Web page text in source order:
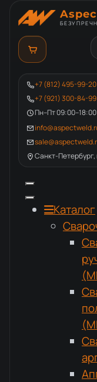
+7 (812) 495-99-20
+7 (921) 300-84-99
Пн–Пт 09:00–18:00
Санкт-Петербург,
Каталог